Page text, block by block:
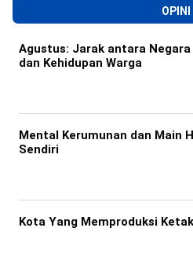
OPINI
Agustus: Jarak antara
dan Kehidupan Warga
Mental Kerumunan dan Main
Sendiri
Kota Yang Memproduksi